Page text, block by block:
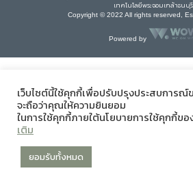
เทคโนโลยีพระจอมเกล้าธนบุรี
Copyright © 2022 All rights reserved,
Powered by
เว็บไซต์นี้ใช้คุกกี้เพื่อปรับปรุงประสบการณ์
จะถือว่าคุณให้ความยินยอม
ในการใช้คุกกี้ภายใต้นโยบายการใช้คุกกี้ขอ
เติม
ยอมรับทั้งหมด